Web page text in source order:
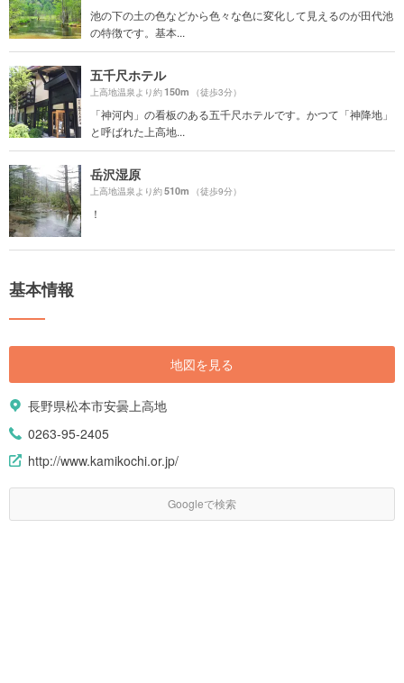
池の下の土の色などから色々な色に変化して見えるのが田代池
の特徴です。基本...
五千尺ホテル
上高地温泉より約150m （徒歩3分）
「神河内」の看板のある五千尺ホテルです。かつて「神降地」
と呼ばれた上高地...
岳沢湿原
上高地温泉より約510m （徒歩9分）
！
基本情報
地図を見る
長野県松本市安曇上高地
0263-95-2405
http://www.kamikochi.or.jp/
Googleで検索